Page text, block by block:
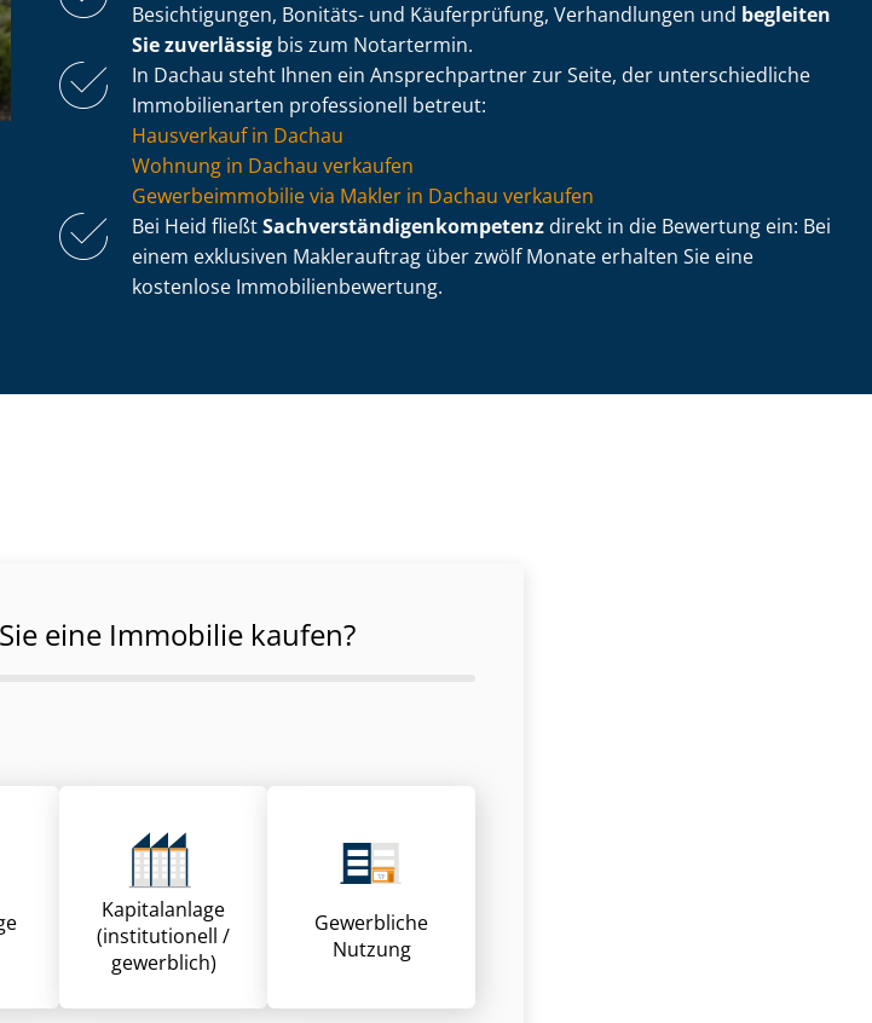
Besichtigungen, Bonitäts- und Käuferprüfung, Verhandlungen und begleiten
Sie zuverlässig bis zum Notartermin.
In Dachau steht Ihnen ein Ansprechpartner zur Seite, der un­ter­schied­li­che
Immobilienarten professionell betreut:
Hausverkauf in Dachau
Wohnung in Dachau verkaufen
Ge­wer­be­im­mo­bi­lie via Makler in Dachau verkaufen
Bei Heid fließtSach­ver­stän­di­gen­kom­pe­tenz direkt in die Bewertung ein: Bei
einem exklusiven Maklerauftrag über zwölf Monate erhalten Sie eine
kostenlose Im­mo­bi­li­en­be­wer­tung.
eine Immobilie kaufen?
Kapitalanlage
(institutionell /
gewerblich)
Gewerbliche
Nutzung